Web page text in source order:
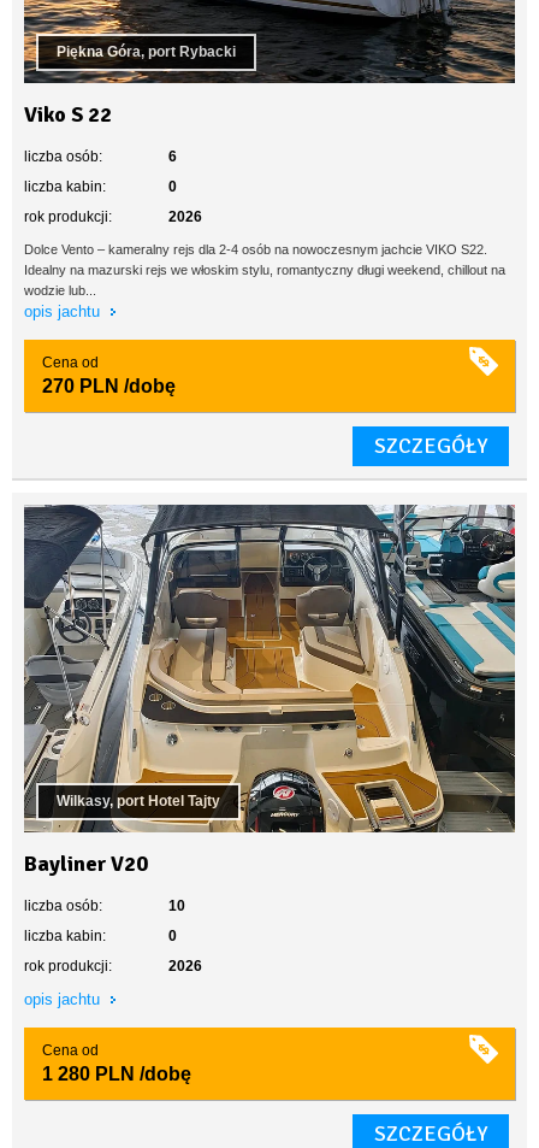
Piękna Góra, port Rybacki
Viko S 22
liczba osób:
6
liczba kabin:
0
rok produkcji:
2026
Dolce Vento – kameralny rejs dla 2-4 osób na nowoczesnym jachcie VIKO S22.
Idealny na mazurski rejs we włoskim stylu, romantyczny długi weekend, chillout na
wodzie lub...
opis jachtu
Cena od
270 PLN /dobę
SZCZEGÓŁY
Wilkasy, port Hotel Tajty
Bayliner V20
liczba osób:
10
liczba kabin:
0
rok produkcji:
2026
opis jachtu
Cena od
1 280 PLN /dobę
SZCZEGÓŁY